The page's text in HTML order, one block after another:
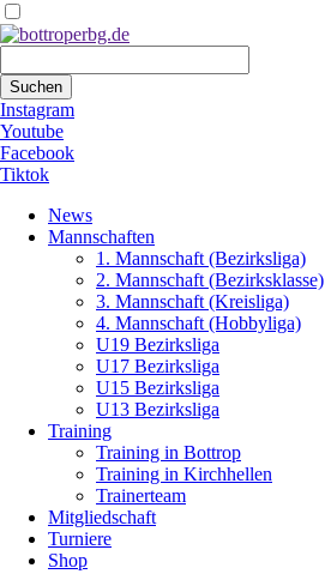
Suchen
Instagram
Youtube
Facebook
Tiktok
überspringen
News
Mannschaften
1. Mannschaft (Bezirksliga)
2. Mannschaft (Bezirksklasse)
3. Mannschaft (Kreisliga)
4. Mannschaft (Hobbyliga)
U19 Bezirksliga
U17 Bezirksliga
U15 Bezirksliga
U13 Bezirksliga
Training
Training in Bottrop
Training in Kirchhellen
Trainerteam
Mitgliedschaft
Turniere
Shop